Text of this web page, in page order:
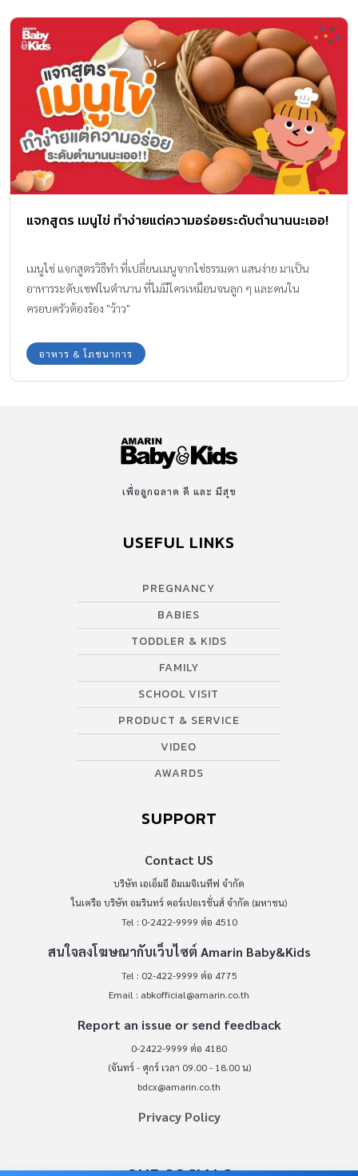
ทำความรู้จักอาหารคลีน (Clean Food) Clean Eating หรือ การกินคลี
น มีหลักการที่ริเริ่มมาจากการที่คนรุ่นใหม่ที่มีวิถีชีวิตที่เร่งรีบ จึงมักจะ
พึ่งพา ฝากท้องไว้กับอาหารสำเร็จรูป อาหารฟาสฟู้ด ซึ่งล้วนเป็นอาหาร
ที่ผ่านกระบวนการปรุงสุกด้วยความร้อนสูง ผ่านการแช่แข็ง และอีก
หลาย ๆ กระบวนการจนแทบไม่เหลือสารอาหารดี ๆ ให้แก่ร่างกาย เมื่อ
กินเข้าไปมาก ๆ ก็ทำให้เกิดการเจ็บป่วย เพราะนอกจากร่างกายจะได้
รับสารอาหารไม่เพียงพอแล้วอาหารเหล่านี้ยังแถมสิ่งที่ไม่มีประโยชน์
เช่น ไขมันทรานส์ (Trans Fats ) สารซึ่งจะกลับกลายเป็นสารเคมี
ทำร้ายร่างกายอีกด้วย […]
แจกสูตร เมนูไข่ ทำง่ายแต่ความอร่อยระดับตำนานนะเออ!
เมนูไข่ แจกสูตรวิธีทำ ที่เปลี่ยนเมนูจากไข่ธรรมดา แสนง่าย มาเป็น
อาหารระดับเชฟในตำนาน ที่ไม่มีใครเหมือนจนลูก ๆ และคนใน
ครอบครัวต้องร้อง "ว้าว"
อาหาร & โภชนาการ
เพื่อลูกฉลาด ดี และ มีสุข
USEFUL LINKS
PREGNANCY
BABIES
TODDLER & KIDS
FAMILY
SCHOOL VISIT
PRODUCT & SERVICE
VIDEO
AWARDS
SUPPORT
Contact US
บริษัท เอเอ็มอี อิมเมจิเนทีฟ จำกัด
ในเครือ บริษัท อมรินทร์ คอร์เปอเรชั่นส์ จำกัด (มหาชน)
Tel : 0-2422-9999 ต่อ 4510
สนใจลงโฆษณากับเว็บไซต์ Amarin Baby&Kids
Tel : 02-422-9999 ต่อ 4775
Email : abkofficial@amarin.co.th
Report an issue or send feedback
0-2422-9999 ต่อ 4180
(จันทร์ - ศุกร์ เวลา 09.00 - 18.00 น)
bdcx@amarin.co.th
Privacy Policy